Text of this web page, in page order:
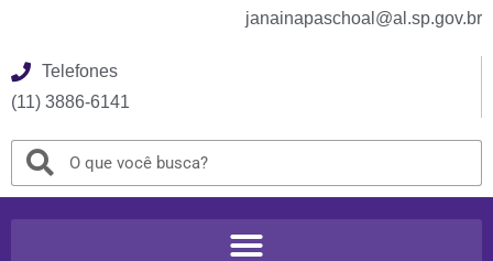
janainapaschoal@al.sp.gov.br
Telefones
(11) 3886-6141